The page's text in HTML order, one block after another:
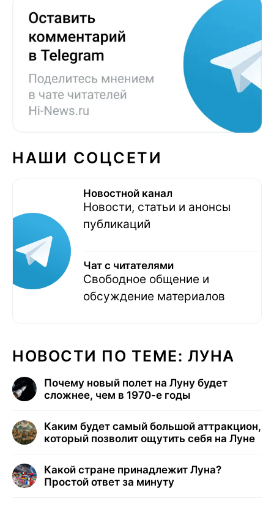
НАШИ СОЦСЕТИ
Новостной канал
Новости, статьи и анонсы
публикаций
Чат с читателями
Свободное общение и
обсуждение материалов
НОВОСТИ ПО ТЕМЕ: ЛУНА
Почему новый полет на Луну будет
сложнее, чем в 1970-е годы
Каким будет самый большой аттракцион,
который позволит ощутить себя на Луне
Какой стране принадлежит Луна?
Простой ответ за минуту